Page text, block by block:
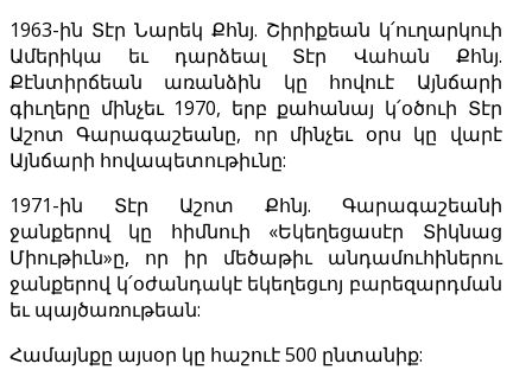
1963-ին Տէր Նարեկ Քհնյ. Շիրիքեան կ՛ուղարկուի
Ամերիկա եւ դարձեալ Տէր Վահան Քհնյ.
Քէնտիրճեան առանձին կը հովուէ Այնճարի
գիւղերը մինչեւ 1970, երբ քահանայ կ՛օծուի Տէր
Աշոտ Գարագաշեանը, որ մինչեւ օրս կը վարէ
Այնճարի հովապետութիւնը:
1971-ին Տէր Աշոտ Քհնյ. Գարագաշեանի
ջանքերով կը հիմնուի «Եկեղեցասէր Տիկնաց
Միութիւն»ը, որ իր մեծաթիւ անդամուհիներու
ջանքերով կ՛օժանդակէ եկեղեցւոյ բարեզարդման
եւ պայծառութեան:
Համայնքը այսօր կը հաշուէ 500 ընտանիք: